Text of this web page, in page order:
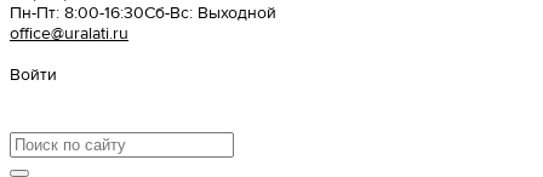
Пн-Пт: 8:00-16:30Cб-Вс: Выходной
office@uralati.ru
Войти